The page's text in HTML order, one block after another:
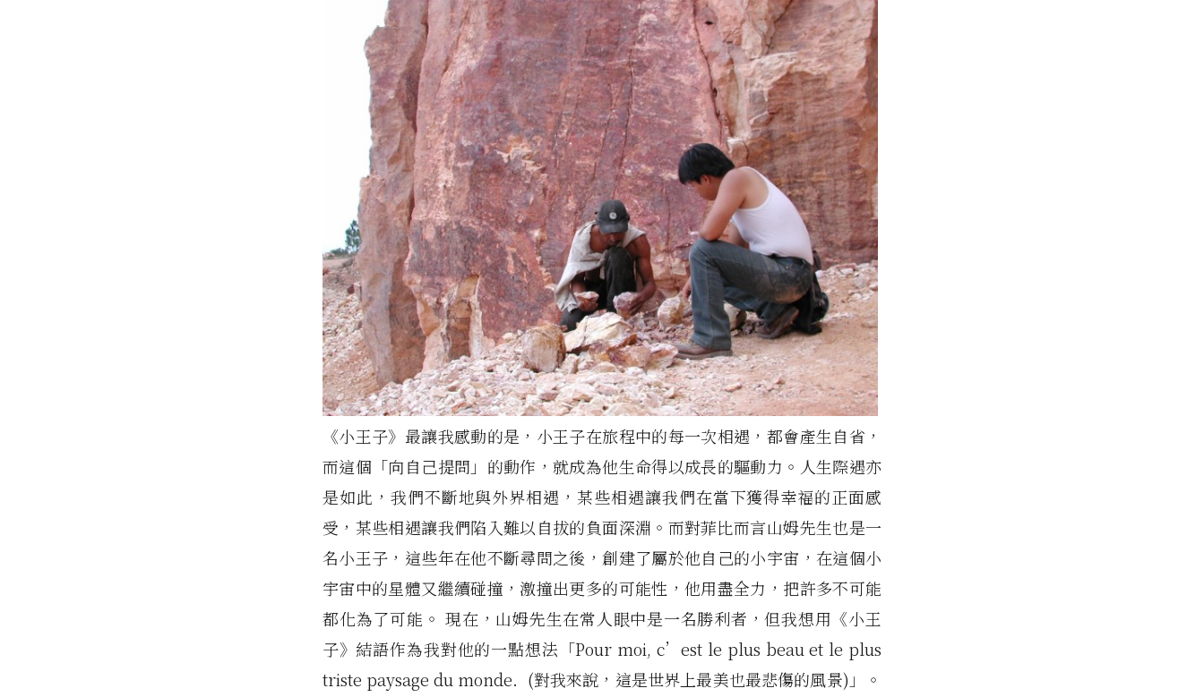
《小王子》最讓我感動的是，小王子在旅程中的每一次相遇，都會產生自省，
而這個「向自己提問」的動作，就成為他生命得以成長的驅動力。人生際遇亦
是如此，我們不斷地與外界相遇，某些相遇讓我們在當下獲得幸福的正面感
受，某些相遇讓我們陷入難以自拔的負面深淵。而對菲比而言山姆先生也是一
名小王子，這些年在他不斷尋問之後，創建了屬於他自己的小宇宙，在這個小
宇宙中的星體又繼續碰撞，激撞出更多的可能性，他用盡全力，把許多不可能
都化為了可能。 現在，山姆先生在常人眼中是一名勝利者，但我想用《小王
子》結語作為我對他的一點想法「Pour moi, c’est le plus beau et le plus
triste paysage du monde. (對我來說，這是世界上最美也最悲傷的風景)」。